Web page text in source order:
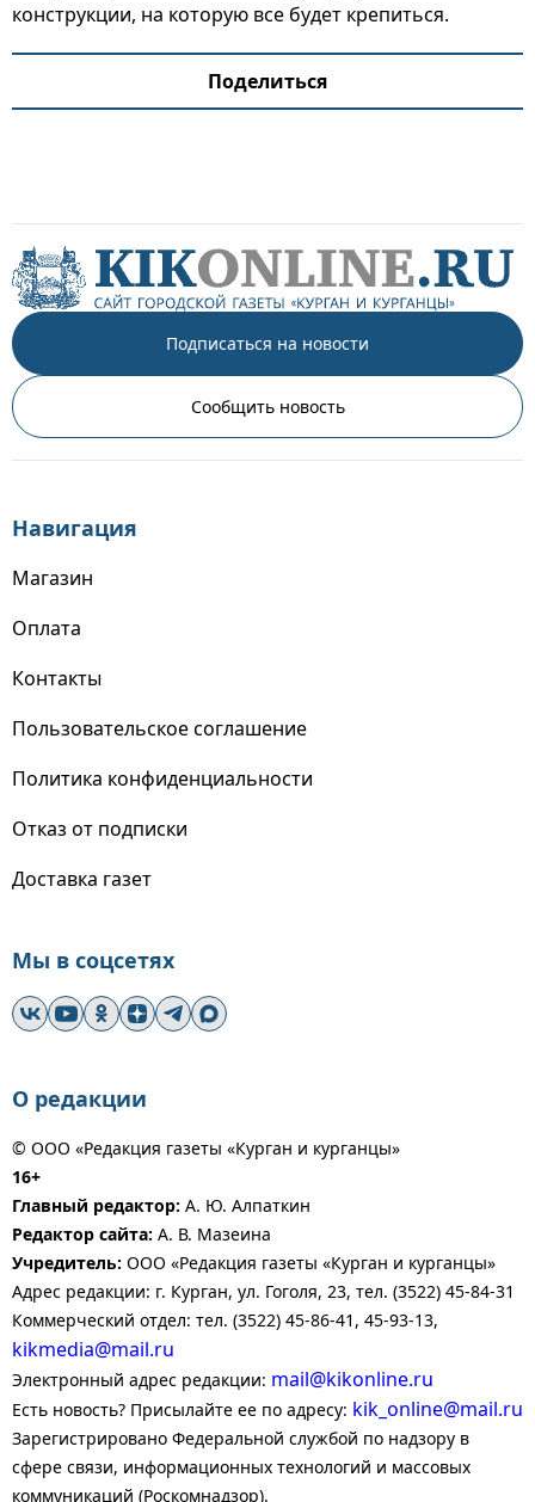
конструкции, на которую все будет крепиться.
Поделиться
Подписаться на новости
Сообщить новость
Навигация
Магазин
Оплата
Контакты
Пользовательское соглашение
Политика конфиденциальности
Отказ от подписки
Доставка газет
Мы в соцсетях
О редакции
© ООО «Редакция газеты «Курган и курганцы»
16+
Главный редактор: А. Ю. Алпаткин
Редактор сайта: А. В. Мазеина
Учредитель: ООО «Редакция газеты «Курган и курганцы»
Адрес редакции: г. Курган, ул. Гоголя, 23, тел. (3522) 45-84-31
Коммерческий отдел: тел. (3522) 45-86-41, 45-93-13,
kikmedia@mail.ru
Электронный адрес редакции: mail@kikonline.ru
Есть новость? Присылайте ее по адресу: kik_online@mail.ru
Зарегистрировано Федеральной службой по надзору в
сфере связи, информационных технологий и массовых
коммуникаций (Роскомнадзор).